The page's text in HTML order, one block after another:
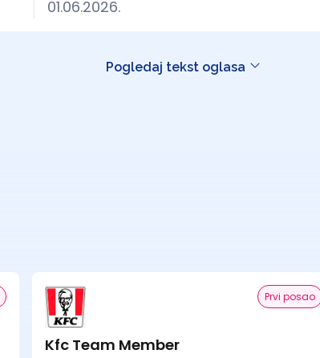
01.06.2026.
Pogledaj tekst oglasa
Prvi posao
Kfc Team Member